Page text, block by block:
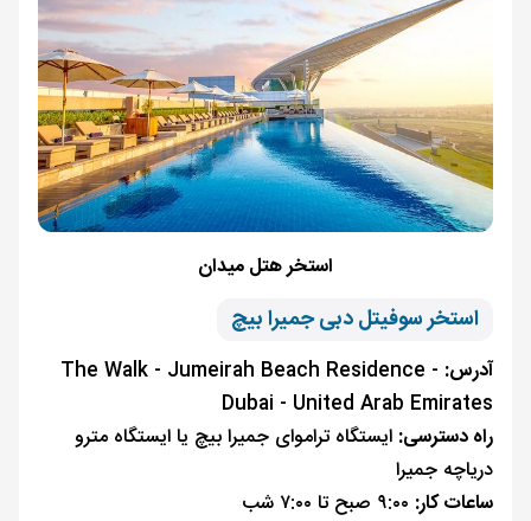
استخر هتل میدان
استخر سوفیتل دبی جمیرا بیچ
آدرس: The Walk - Jumeirah Beach Residence -
Dubai - United Arab Emirates
راه دسترسی: ایستگاه تراموای جمیرا بیچ یا ایستگاه مترو
دریاچه جمیرا
ساعات کار: